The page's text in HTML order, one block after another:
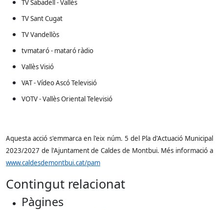
TV Sabadell - Vallès
TV Sant Cugat
TV Vandellòs
tvmataró - mataró ràdio
Vallès Visió
VAT - Vídeo Ascó Televisió
VOTV - Vallès Oriental Televisió
Aquesta acció s'emmarca en l'eix núm. 5 del Pla d'Actuació Municipal
2023/2027 de l'Ajuntament de Caldes de Montbui. Més informació a
www.caldesdemontbui.cat/pam
Contingut relacionat
Pàgines